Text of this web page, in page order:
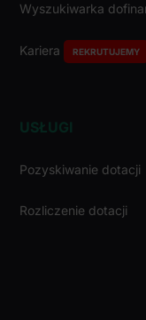
Wyszukiwarka
Kariera REKRUTUJEMY
USŁUGI
Pozyskiwanie dotacji
Rozliczenie dotacji